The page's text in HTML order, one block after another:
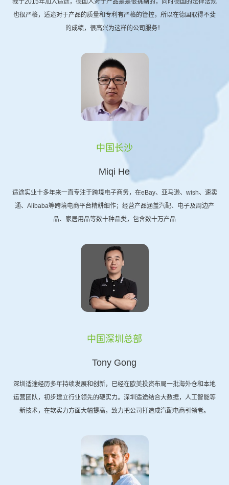
我于2015年加入适途，德国人对于产品是是很挑剔的，同时德国的法律法规
也很严格，适途对于产品的质量和专利有严格的管控，所以在德国取得不斐
的成绩，很高兴为这样的公司服务！
中国长沙
Miqi He
适途实业十多年来一直专注于跨境电子商务，在eBay、亚马逊、wish、速卖
通、Alibaba等跨境电商平台精耕细作；经营产品涵盖汽配、电子及周边产
品、家居用品等数十种品类，包含数十万产品
中国深圳总部
Tony Gong
深圳适途经历多年持续发展和创新，已经在欧美投资布局一批海外仓和本地
运营团队，初步建立行业领先的硬实力。深圳适途结合大数据，人工智能等
新技术，在软实力方面大幅提高，致力把公司打造成汽配电商引领者。